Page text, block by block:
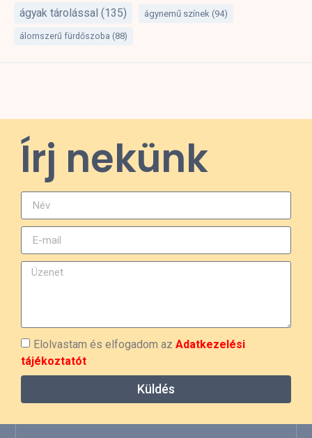
ágyak tárolással (135) ágynemű színek (94)
álomszerű fürdőszoba (88)
Írj nekünk
Elolvastam és elfogadom az Adatkezelési
tájékoztatót
Küldés